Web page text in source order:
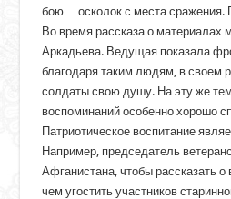
бою… осколок с места сражения.
Во время рассказа о материалах
Аркадьева. Ведущая показала
благодаря таким людям, в своем
солдаты свою душу. На эту же
воспоминаний особенно хорошо
Патриотическое воспитание
Например, председатель
Афганистана, чтобы рассказать
чем угостить участников